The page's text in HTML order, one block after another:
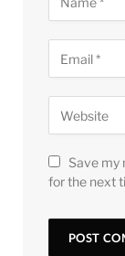
Save my
for the next